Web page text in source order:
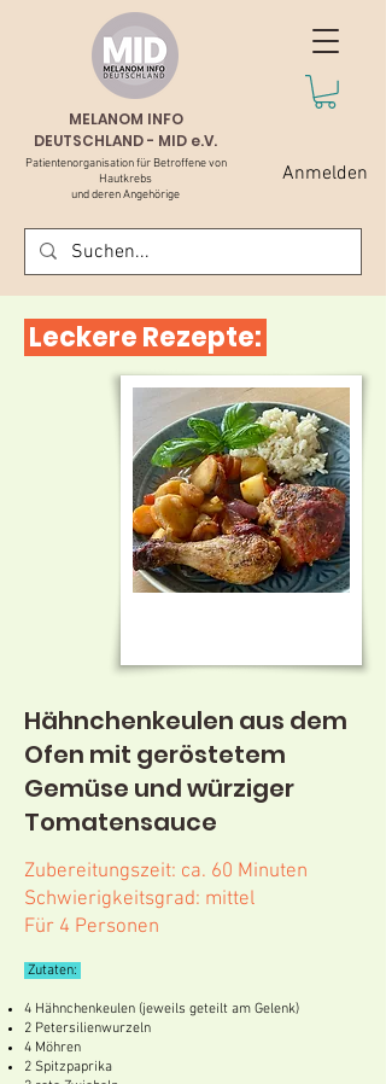
MELANOM INFO
DEUTSCHLAND - MID e.V.
Patientenorganisation für Betroffene von
Hautkrebs
und deren Angehörige
Anmelden
Leckere Rezepte:
Hähnchenkeulen aus dem
Ofen mit geröstetem
Gemüse und würziger
Tomatensauce
Zubereitungszeit: ca. 60 Minuten
Schwierigkeitsgrad: mittel
Für 4 Personen
Zutaten:
4 Hähnchenkeulen (jeweils geteilt am Gelenk)
2 Petersilienwurzeln
4 Möhren
2 Spitzpaprika